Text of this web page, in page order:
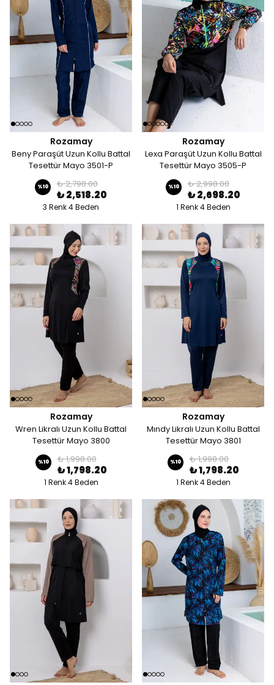
Rozamay
Beny Paraşüt Uzun Kollu Battal
Tesettür Mayo 3501-P
%10 ₺ 2,798.00
₺ 2,518.20
3 Renk 4 Beden
Rozamay
Lexa Paraşüt Uzun Kollu Battal
Tesettür Mayo 3505-P
%10 ₺ 2,998.00
₺ 2,698.20
1 Renk 4 Beden
Rozamay
Wren Likralı Uzun Kollu Battal
Tesettür Mayo 3800
%10 ₺ 1,998.00
₺ 1,798.20
1 Renk 4 Beden
Rozamay
Mındy Likralı Uzun Kollu Battal
Tesettür Mayo 3801
%10 ₺ 1,998.00
₺ 1,798.20
1 Renk 4 Beden